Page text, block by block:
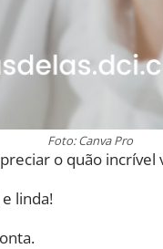
Foto: Canva Pro
o quão incrível
linda!